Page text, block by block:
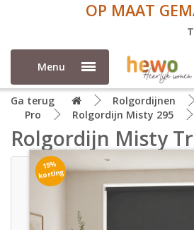
OP MAAT
Menu
Ga terug Rolgordijnen
Pro
Rolgordijn Misty 295
Rolgordijn Misty
15%
korting